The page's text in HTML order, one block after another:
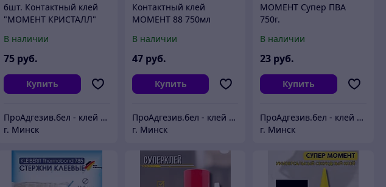
6шт. Контактный клей
"МОМЕНТ КРИСТАЛЛ"
В наличии
75 руб.
Купить
ПроАдгезив.бел - клей c доставкой по Беларуси
г. Минск
Контактный клей
МОМЕНТ 88 750мл
В наличии
47 руб.
Купить
ПроАдгезив.бел - клей c доставкой по Беларуси
г. Минск
МОМЕНТ Супер ПВА
750г.
В наличии
23 руб.
Купить
ПроАдгезив.бел - клей c доставкой по Беларуси
г. Минск